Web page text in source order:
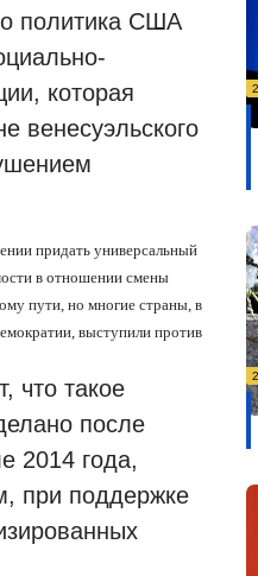
политика США
которая
венесуэльского
придать универсальный
в отношении смены
пути, но многие страны, в
выступили против
что такое
после
2014 года,
при поддержке